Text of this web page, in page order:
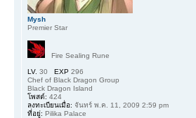
Mysh
Premier Star
Fire Sealing Rune
LV. 30 EXP 296
Chef of Black Dragon Group
Black Dragon Island
โพสต์: 424
ลงทะเบียนเมื่อ: จันทร์ พ.ค. 11, 2009 2:59 pm
ที่อยู่: Pilika Palace